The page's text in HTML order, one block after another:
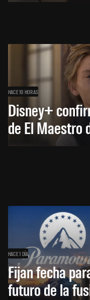
HACE 10 HORAS
Disney+
de El Maestro
HACE 1 DÍA
Fijan fecha
futuro de la